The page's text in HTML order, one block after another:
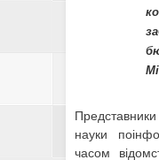
науки
часом